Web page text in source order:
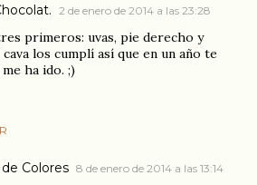
2 de enero de 2014 a las 23:28
primeros: uvas, pie derecho y
los cumplí así que en un año te
ha ido. ;)
Colores 8 de enero de 2014 a las 13:14